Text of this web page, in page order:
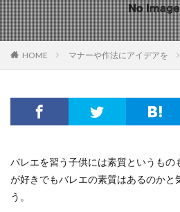
HOME マナーや作法にアイデアを
バレエを習う子供には素質というもの
が好きでもバレエの素質はあるのかと
う。